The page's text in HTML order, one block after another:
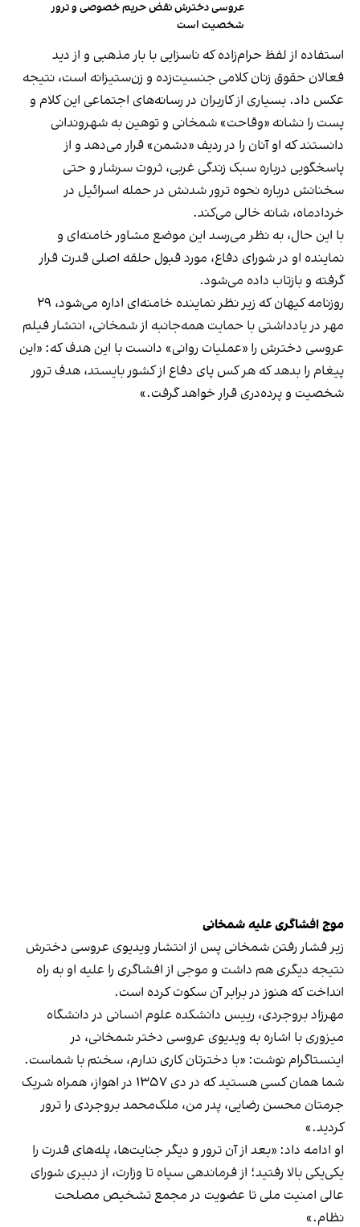
عروسی دخترش نقض حریم خصوصی و ترور
شخصیت است
استفاده از لفظ حرام‌زاده که ناسزایی با بار مذهبی و از دید
فعالان حقوق زنان کلامی جنسیت‌زده و زن‌ستیزانه است، نتیجه
عکس داد. بسیاری از کاربران در رسانه‎‌های اجتماعی این کلام و
پست را نشانه «وقاحت» شمخانی و توهین به شهروندانی
دانستند که او آنان را در ردیف «دشمن» قرار می‌دهد و از
پاسخگویی درباره سبک زندگی غربی، ثروت سرشار و حتی
سخنانش درباره نحوه ترور شدنش در حمله اسرائیل در
خرداد‌ماه، شانه خالی می‌کند.
با این حال، به نظر می‌رسد این موضع مشاور خامنه‌ای و
نماینده او در شورای دفاع، مورد قبول حلقه اصلی قدرت قرار
گرفته و بازتاب داده‌ می‌شود.
روزنامه کیهان که زیر نظر نماینده خامنه‌ای اداره می‌شود، ۲۹
مهر در یادداشتی با حمایت همه‌جانبه از شمخانی، انتشار فیلم
عروسی دخترش را «عملیات روانی» دانست با این هدف که: «این
پیغام را بدهد که هر کس پای دفاع از کشور بایستد، هدف ترور
شخصیت و پرده‌دری قرار خواهد گرفت.»
موج افشاگری علیه شمخانی
زیر فشار رفتن شمخانی پس از انتشار ویدیوی عروسی دخترش
نتیجه دیگری هم داشت و موجی از افشاگری را علیه او به راه
انداخت که هنوز در برابر آن سکوت کرده است.
مهرزاد بروجردی، رییس دانشکده علوم انسانی در دانشگاه
میزوری با اشاره به ویدیوی عروسی دختر شمخانی، در
اینستاگرام نوشت: «با دخترتان کاری ندارم، سخنم با شماست.
شما همان کسی هستید که در دی ۱۳۵۷ در اهواز، همراه شریک
جرمتان محسن رضایی، پدر من، ملک‌محمد بروجردی را ترور
کردید.»
او ادامه داد: «بعد از آن ترور و دیگر جنایت‌ها، پله‌های قدرت را
یکی‌یکی بالا رفتید؛ از فرماندهی سپاه تا وزارت، از دبیری شورای
عالی امنیت ملی تا عضویت در مجمع تشخیص مصلحت
نظام.»